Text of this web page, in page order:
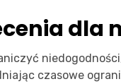
dla
czasowe